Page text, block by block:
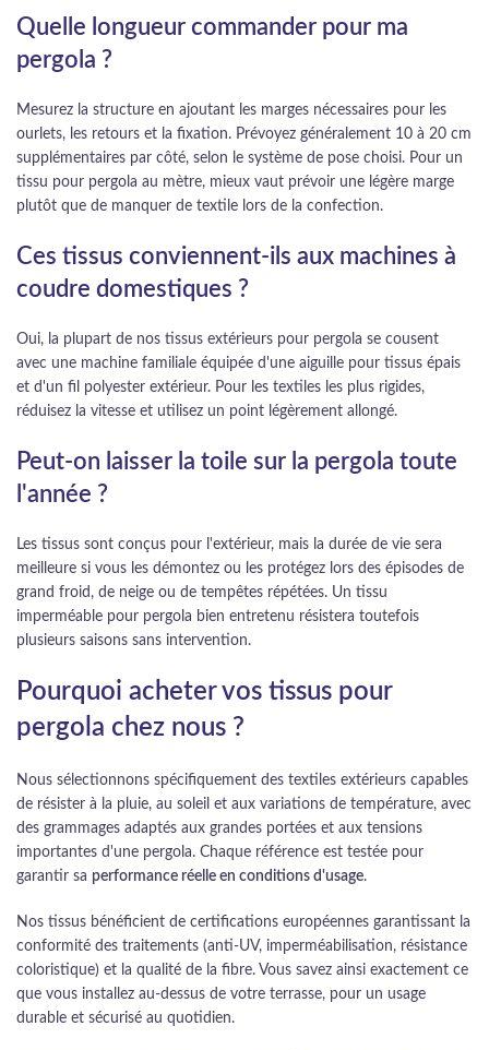
Quelle longueur commander pour ma
pergola ?
Mesurez la structure en ajoutant les marges nécessaires pour les
ourlets, les retours et la fixation. Prévoyez généralement 10 à 20 cm
supplémentaires par côté, selon le système de pose choisi. Pour un
tissu pour pergola au mètre, mieux vaut prévoir une légère marge
plutôt que de manquer de textile lors de la confection.
Ces tissus conviennent-ils aux machines à
coudre domestiques ?
Oui, la plupart de nos tissus extérieurs pour pergola se cousent
avec une machine familiale équipée d'une aiguille pour tissus épais
et d'un fil polyester extérieur. Pour les textiles les plus rigides,
réduisez la vitesse et utilisez un point légèrement allongé.
Peut-on laisser la toile sur la pergola toute
l'année ?
Les tissus sont conçus pour l'extérieur, mais la durée de vie sera
meilleure si vous les démontez ou les protégez lors des épisodes de
grand froid, de neige ou de tempêtes répétées. Un tissu
imperméable pour pergola bien entretenu résistera toutefois
plusieurs saisons sans intervention.
Pourquoi acheter vos tissus pour
pergola chez nous ?
Nous sélectionnons spécifiquement des textiles extérieurs capables
de résister à la pluie, au soleil et aux variations de température, avec
des grammages adaptés aux grandes portées et aux tensions
importantes d'une pergola. Chaque référence est testée pour
garantir sa performance réelle en conditions d'usage.
Nos tissus bénéficient de certifications européennes garantissant la
conformité des traitements (anti-UV, imperméabilisation, résistance
coloristique) et la qualité de la fibre. Vous savez ainsi exactement ce
que vous installez au-dessus de votre terrasse, pour un usage
durable et sécurisé au quotidien.